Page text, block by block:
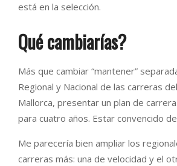
está en la selección.
Qué cambiarías?
Más que cambiar “mantener”
Regional y Nacional de las carreras
Mallorca, presentar un plan de
para cuatro años. Estar convencido
Me parecería bien ampliar los
carreras más: una de velocidad y el